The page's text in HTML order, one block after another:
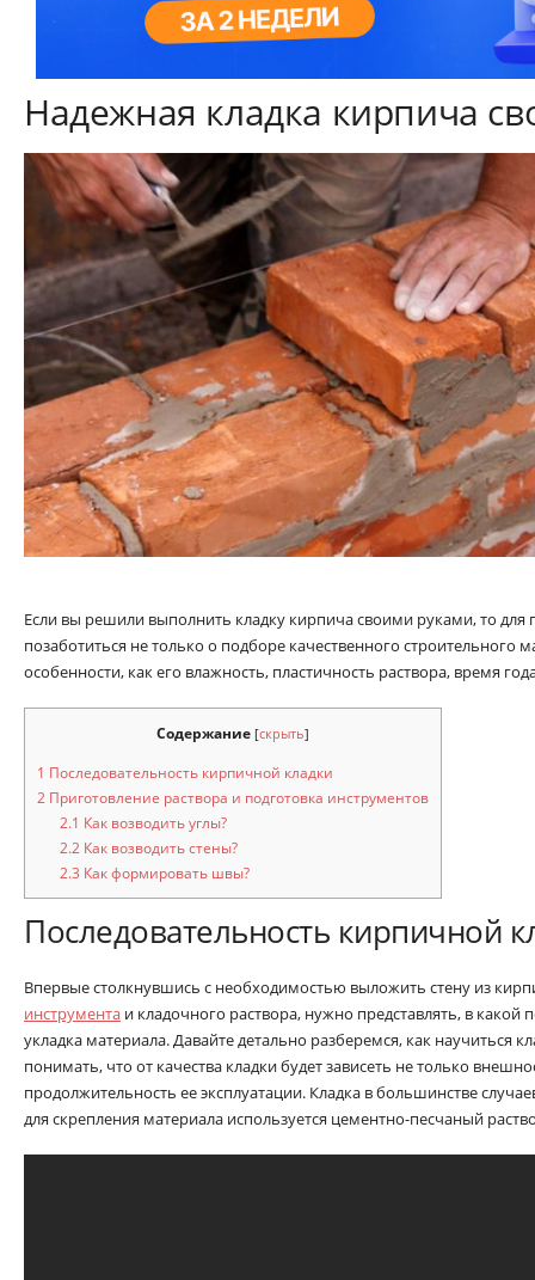
Надежная кладка кирпича
Если вы решили выполнить кладку кирпича своими руками, то
позаботиться не только о подборе качественного строительного
особенности, как его влажность, пластичность раствора, время
Содержание [скрыть]
1 Последовательность кирпичной кладки
2 Приготовление раствора и подготовка инструментов
2.1 Как возводить углы?
2.2Как возводить стены?
2.3 Как формировать швы?
Последовательность кирпичной
Впервые столкнувшись с необходимостью выложить стену из
инструмента и кладочного раствора, нужно представлять, в какой
укладка материала. Давайте детально разберемся, как научиться
понимать, что от качества кладки будет зависеть не только
продолжительность ее эксплуатации. Кладка в большинстве
для скрепления материала используется цементно-песчаный